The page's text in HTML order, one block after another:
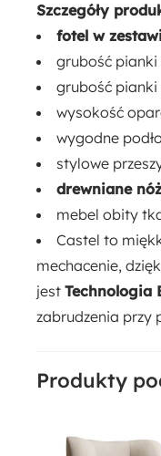
Materiał:
Drewno
Tkanina
Szczegóły
fotel w
grubość pianki
grubość pianki
wysokość
wygodne
stylowe
drewniane
mebel obity
Castel to
mechacenie,
jest Technologia
zabrudzenia przy
Produkty